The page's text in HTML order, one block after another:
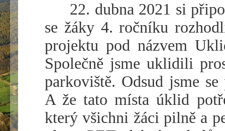
22. dubna 2021 si
se žáky 4. ročníku
projektu pod názvem
Společně jsme uklidili
parkoviště. Odsud jsme
A že tato místa úklid
který všichni žáci pilně a